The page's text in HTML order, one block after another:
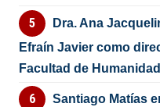
Dra. Ana
Efraín Javier como
Facultad de
Santiago Matías